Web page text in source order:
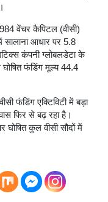
वेंचर कैपिटल (वीसी)
सालाना आधार पर 5.8
कंपनी ग्लोबलडेटा के
फंडिंग मूल्य 44.4
फंडिंग एक्टिविटी में बड़ा
फिर से बढ़ रहा है।
कुल वीसी सौदों में